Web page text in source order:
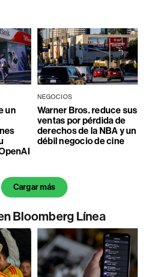
un
NEGOCIOS
Warner Bros. reduce sus
ventas por pérdida de
derechos de la NBA y un
débil negocio de cine
Cargar más
Bloomberg Línea